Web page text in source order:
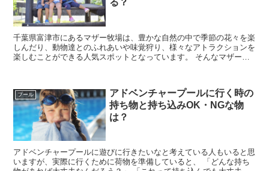
る？
千葉県富津市にあるマザー牧場は、豊かな自然の中で季節の花々を楽
しんだり、動物達とのふれあいや味覚狩り、様々なアトラクションを
楽しむことができる人気スポットとなっています。 そんなマザー牧
プール
アドベンチャープールに行く時の
持ち物と持ち込みOK・NGな物
は？
アドベンチャープールに遊びに行きたいなと考えている人もいると思
いますが、実際に行くために荷物を準備していると、 「どんな持ち